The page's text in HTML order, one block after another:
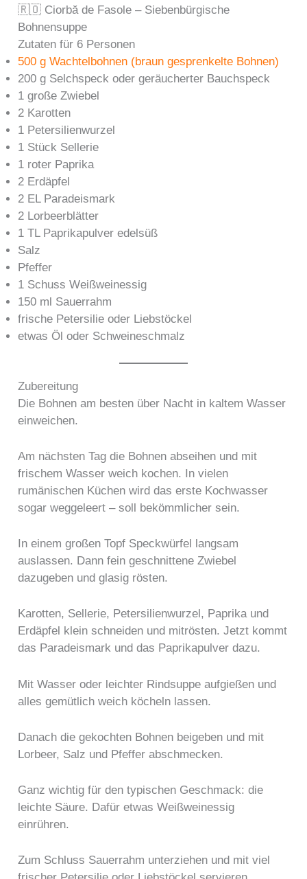
🇷🇴 Ciorbă de Fasole – Siebenbürgische
Bohnensuppe
Zutaten für 6 Personen
500 g Wachtelbohnen (braun gesprenkelte Bohnen)
200 g Selchspeck oder geräucherter Bauchspeck
1 große Zwiebel
2 Karotten
1 Petersilienwurzel
1 Stück Sellerie
1 roter Paprika
2 Erdäpfel
2 EL Paradeismark
2 Lorbeerblätter
1 TL Paprikapulver edelsüß
Salz
Pfeffer
1 Schuss Weißweinessig
150 ml Sauerrahm
frische Petersilie oder Liebstöckel
etwas Öl oder Schweineschmalz
Zubereitung
Die Bohnen am besten über Nacht in kaltem Wasser
einweichen.
Am nächsten Tag die Bohnen abseihen und mit
frischem Wasser weich kochen. In vielen
rumänischen Küchen wird das erste Kochwasser
sogar weggeleert – soll bekömmlicher sein.
In einem großen Topf Speckwürfel langsam
auslassen. Dann fein geschnittene Zwiebel
dazugeben und glasig rösten.
Karotten, Sellerie, Petersilienwurzel, Paprika und
Erdäpfel klein schneiden und mitrösten. Jetzt kommt
das Paradeismark und das Paprikapulver dazu.
Mit Wasser oder leichter Rindsuppe aufgießen und
alles gemütlich weich köcheln lassen.
Danach die gekochten Bohnen beigeben und mit
Lorbeer, Salz und Pfeffer abschmecken.
Ganz wichtig für den typischen Geschmack: die
leichte Säure. Dafür etwas Weißweinessig
einrühren.
Zum Schluss Sauerrahm unterziehen und mit viel